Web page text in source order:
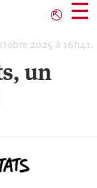
⎋ ☰
2025 à 16h41.
un